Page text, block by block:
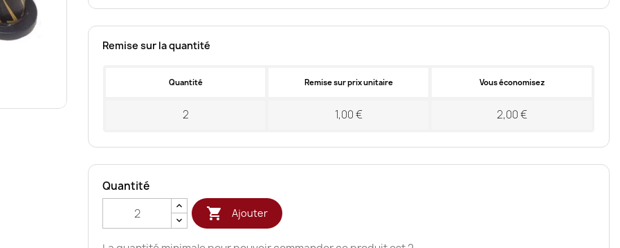
Remise sur la quantité
Quantité Remise sur prix unitaire Vous économisez
2 1,00 € 2,00 €
Quantité
 Ajouter